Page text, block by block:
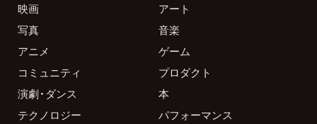
映画
アート
写真
音楽
アニメ
ゲーム
コミュニティ
プロダクト
演劇・ダンス
本
テクノロジー
パフォーマンス